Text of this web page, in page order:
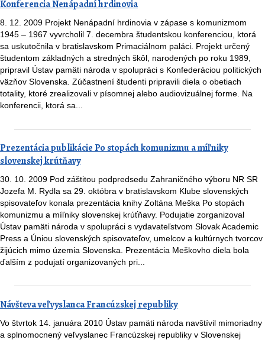
Konferencia Nenápadní hrdinovia
8. 12. 2009 Projekt Nenápadní hrdinovia v zápase s komunizmom
1945 – 1967 vyvrcholil 7. decembra študentskou konferenciou, ktorá
sa uskutočnila v bratislavskom Primaciálnom paláci. Projekt určený
študentom základných a stredných škôl, narodených po roku 1989,
pripravil Ústav pamäti národa v spolupráci s Konfederáciou politických
väzňov Slovenska. Zúčastnení študenti pripravili diela o obetiach
totality, ktoré zrealizovali v písomnej alebo audiovizuálnej forme. Na
konferencii, ktorá sa...
Prezentácia publikácie Po stopách komunizmu a míľniky
slovenskej krútňavy
30. 10. 2009 Pod záštitou podpredsedu Zahraničného výboru NR SR
Jozefa M. Rydla sa 29. októbra v bratislavskom Klube slovenských
spisovateľov konala prezentácia knihy Zoltána Meška Po stopách
komunizmu a míľniky slovenskej krúťňavy. Podujatie zorganizoval
Ústav pamäti národa v spolupráci s vydavateľstvom Slovak Academic
Press a Úniou slovenských spisovateľov, umelcov a kultúrnych tvorcov
žijúcich mimo územia Slovenska. Prezentácia Meškovho diela bola
ďalším z podujatí organizovaných pri...
Návšteva veľvyslanca Francúzskej republiky
Vo štvrtok 14. januára 2010 Ústav pamäti národa navštívil mimoriadny
a splnomocnený veľvyslanec Francúzskej republiky v Slovenskej